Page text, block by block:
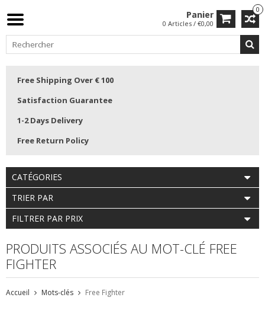
0
Panier
0 Articles / €0,00
Free Shipping Over € 100
Satisfaction Guarantee
1-2 Days Delivery
Free Return Policy
CATÉGORIES
TRIER PAR
FILTRER PAR PRIX
PRODUITS ASSOCIÉS AU MOT-CLÉ FREE
FIGHTER
Accueil Mots-clés Free Fighter